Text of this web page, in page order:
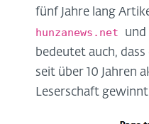
fünf Jahre lang
hunzanews.net und
bedeutet auch,
seit über 10 Jahren
Leserschaft